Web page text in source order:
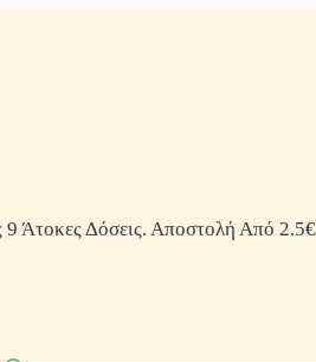
Άτοκες Δόσεις. Αποστολή Από